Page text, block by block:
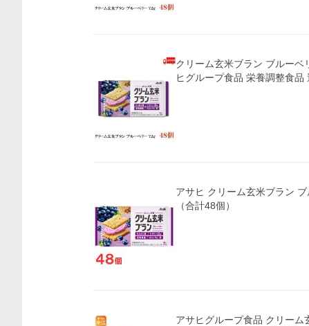
クリーム玄米ブラン ブルーベ
ヒグループ食品 栄養調整食品
アサヒ クリーム玄米ブラン
（合計48個）
アサヒグループ食品 クリーム